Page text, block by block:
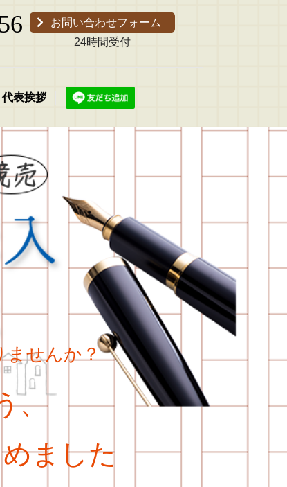
お問い合わせフォーム
24時間受付
代表挨拶
ませんか？
、
ました